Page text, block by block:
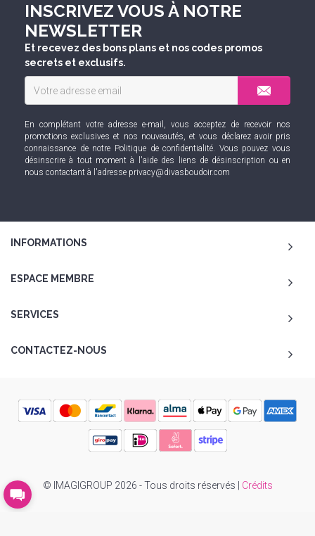
INSCRIVEZ VOUS À NOTRE
NEWSLETTER
Et recevez des bons plans et nos codes promos
secrets et exclusifs.
En complétant votre adresse e-mail, vous acceptez de recevoir nos
promotions exclusives et nos nouveautés, et vous déclarez avoir pris
connaissance de notre Politique de confidentialité. Vous pouvez vous
désinscrire à tout moment à l'aide des liens de désinscription ou en
nous contactant à l'adresse privacy@divasboudoir.com
INFORMATIONS
ESPACE MEMBRE
SERVICES
CONTACTEZ-NOUS
© IMAGIGROUP 2026 - Tous droits réservés | Crédits